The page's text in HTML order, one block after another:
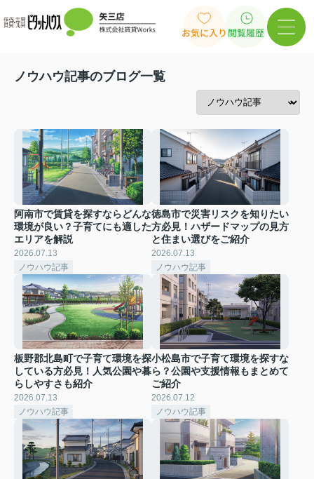
お気に入り 閲覧履歴
ノウハウ記事のブログ一覧
阿南市で賃貸を探すならどんな
環境が良い？子育てにも適した
エリアを解説
2026.07.13
ノウハウ記事
徳島市で災害リスクを知りたい
方必見！ハザードマップの見方
と住まい選びをご紹介
2026.07.13
ノウハウ記事
板野郡北島町で子育て環境を探
している方必見！人気公園や暮
らしやすさも紹介
2026.07.13
ノウハウ記事
小松島市で子育て環境を探すな
ら？公園や支援情報もまとめて
ご紹介
2026.07.12
ノウハウ記事